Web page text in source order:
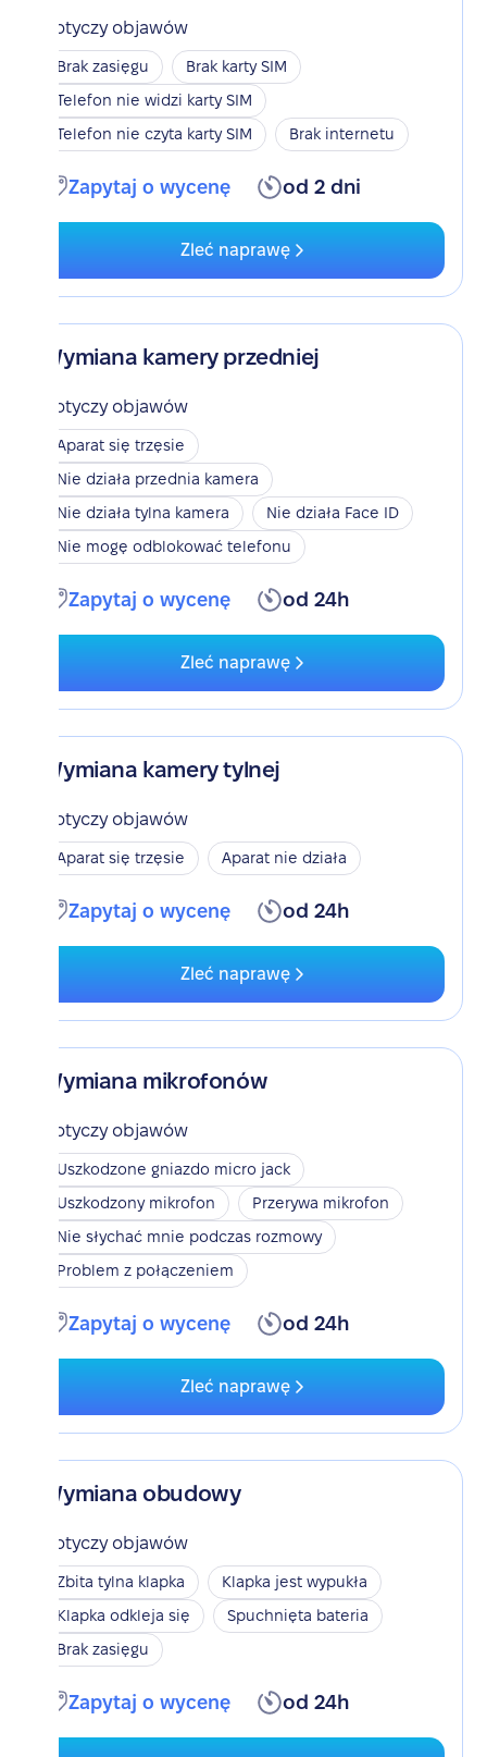
Dotyczy objawów
Brak zasięgu
Brak karty SIM
Telefon nie widzi karty SIM
Telefon nie czyta karty SIM
Brak internetu
Zapytaj o wycenę od 2 dni
Zleć naprawę
Wymiana kamery przedniej
Dotyczy objawów
Aparat się trzęsie
Nie działa przednia kamera
Nie działa tylna kamera
Nie działa Face ID
Nie mogę odblokować telefonu
Zapytaj o wycenę od 24h
Zleć naprawę
Wymiana kamery tylnej
Dotyczy objawów
Aparat się trzęsie Aparat nie działa
Zapytaj o wycenę od 24h
Zleć naprawę
Wymiana mikrofonów
Dotyczy objawów
Uszkodzone gniazdo micro jack
Uszkodzony mikrofon
Przerywa mikrofon
Nie słychać mnie podczas rozmowy
Problem z połączeniem
Zapytaj o wycenę od 24h
Zleć naprawę
Wymiana obudowy
Dotyczy objawów
Zbita tylna klapka
Klapka jest wypukła
Klapka odkleja się
Spuchnięta bateria
Brak zasięgu
Zapytaj o wycenę od 24h